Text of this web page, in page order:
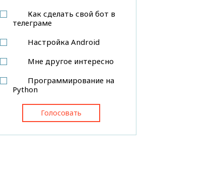
Как сделать свой бот в
телеграме
Настройка Android
Мне другое интересно
Программирование на
Python